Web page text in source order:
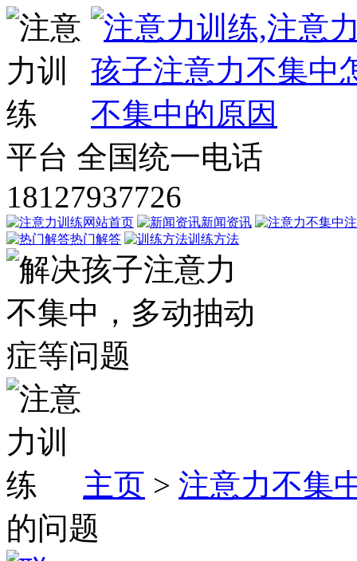
平台 全国统一电话
18127937726
网站首页 新闻资讯
热门解答
训练方法
主页 > 注意力不集
的问题